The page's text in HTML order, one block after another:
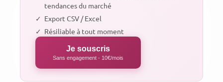
tendances du marché
✓ Export CSV / Excel
✓ Résiliable à tout moment
Je souscris
Sans engagement - 10€/mois